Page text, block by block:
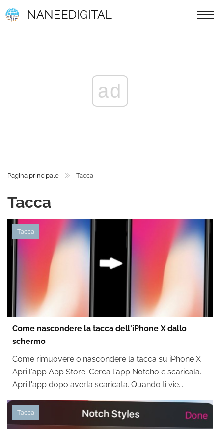
NANEEDIGITAL
ad
Pagina principale Tacca
Tacca
Tacca
Come nascondere la tacca dell'iPhone X dallo
schermo
Come rimuovere o nascondere la tacca su iPhone X
Apri l'app App Store. Cerca l'app Notcho e scaricala.
Apri l'app dopo averla scaricata. Quando ti vie...
Tacca